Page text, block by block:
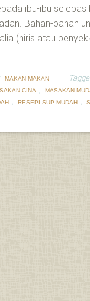
ibu-ibu
Bahan-bahan
(hiris atau
MAKAN-MAKAN
CINA , MASAKAN
, RESEPI SUP MUDAH ,